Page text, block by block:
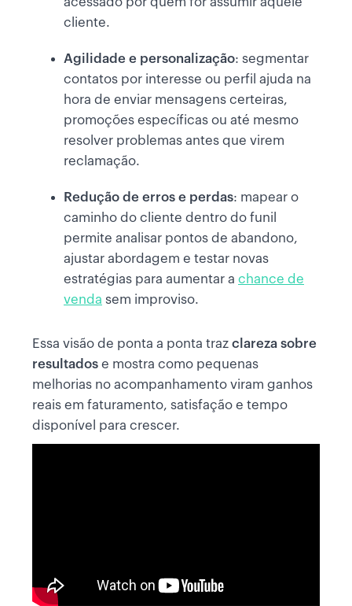
cliente.
Agilidade e personalização: segmentar
contatos por interesse ou perfil ajuda na
hora de enviar mensagens certeiras,
promoções específicas ou até mesmo
resolver problemas antes que virem
reclamação.
Redução de erros e perdas: mapear o
caminho do cliente dentro do funil
permite analisar pontos de abandono,
ajustar abordagem e testar novas
estratégias para aumentar a chance de
venda sem improviso.
Essa visão de ponta a ponta traz clareza sobre
resultados e mostra como pequenas
melhorias no acompanhamento viram ganhos
reais em faturamento, satisfação e tempo
disponível para crescer.